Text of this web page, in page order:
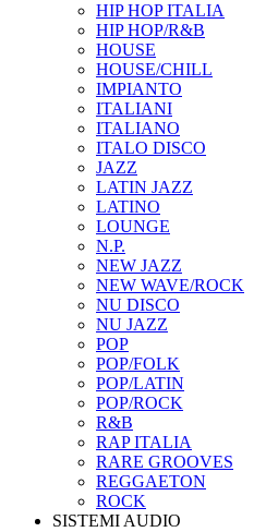
HIP HOP ITALIA
HIP HOP/R&B
HOUSE
HOUSE/CHILL
IMPIANTO
ITALIANI
ITALIANO
ITALO DISCO
JAZZ
LATIN JAZZ
LATINO
LOUNGE
N.P.
NEW JAZZ
NEW WAVE/ROCK
NU DISCO
NU JAZZ
POP
POP/FOLK
POP/LATIN
POP/ROCK
R&B
RAP ITALIA
RARE GROOVES
REGGAETON
ROCK
SISTEMI AUDIO